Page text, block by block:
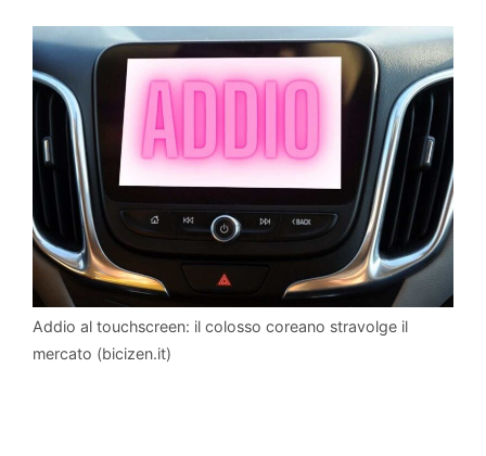
Addio al touchscreen: il colosso coreano stravolge il
mercato (bicizen.it)